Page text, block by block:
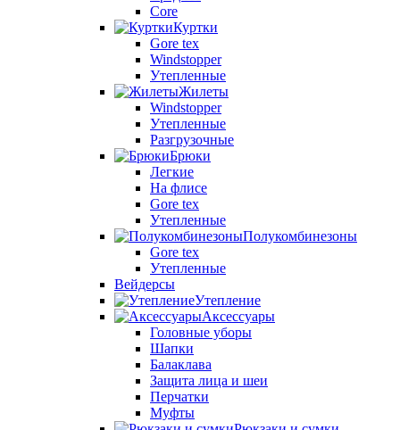
Core
Куртки
Gore tex
Windstopper
Утепленные
Жилеты
Windstopper
Утепленные
Разгрузочные
Брюки
Легкие
На флисе
Gore tex
Утепленные
Полукомбинезоны
Gore tex
Утепленные
Вейдерсы
Утепление
Аксессуары
Головные уборы
Шапки
Балаклава
Защита лица и шеи
Перчатки
Муфты